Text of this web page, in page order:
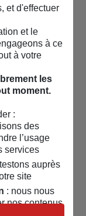
l'épargne & de
son contrat
et d'effectuer
et le
à ce
à votre
les
moment.
:
des
l’usage
services
auprès
site
: nous nous
nos contenus